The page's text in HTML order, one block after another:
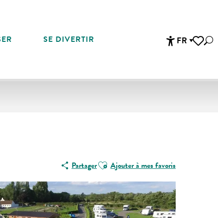
FR
SE DIVERTIR
PartagerAjouter aux favoris
Ajouter à mes favoris